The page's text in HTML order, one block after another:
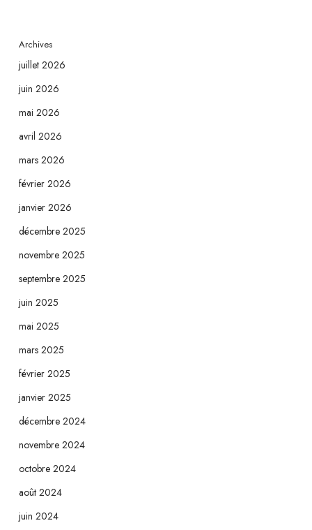
Archives
juillet 2026
juin 2026
mai 2026
avril 2026
mars 2026
février 2026
janvier 2026
décembre 2025
novembre 2025
septembre 2025
juin 2025
mai 2025
mars 2025
février 2025
janvier 2025
décembre 2024
novembre 2024
octobre 2024
août 2024
juin 2024